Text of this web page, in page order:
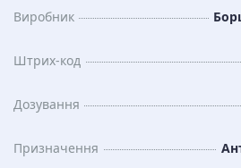
Виробник
Штрих-код
Дозування
Призначення